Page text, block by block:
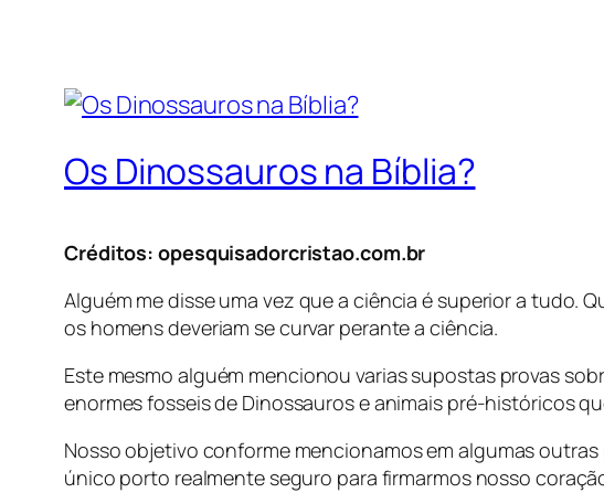
Os Dinossauros na Bíblia?
Créditos: opesquisadorcristao.com.br
Alguém me disse uma vez que a ciência é superior a tudo.
os homens deveriam se curvar perante a ciência.
Este mesmo alguém mencionou varias supostas provas
enormes fosseis de Dinossauros e animais pré-históricos
Nosso objetivo conforme mencionamos em algumas
único porto realmente seguro para firmarmos nosso